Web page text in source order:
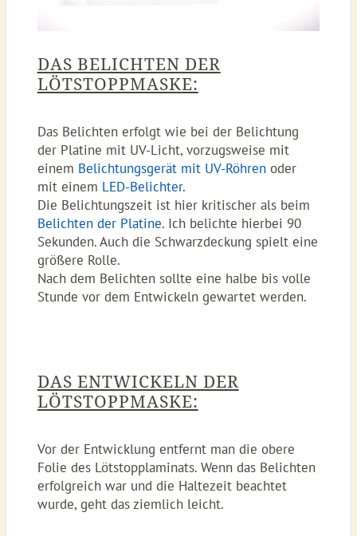
DAS BELICHTEN DER
LÖTSTOPPMASKE:
Das Belichten erfolgt wie bei der Belichtung
der Platine mit UV-Licht, vorzugsweise mit
einem Belichtungsgerät mit UV-Röhrenoder
mit einem LED-Belichter.
Die Belichtungszeit ist hier kritischer als beim
Belichten der Platine. Ich belichte hierbei 90
Sekunden. Auch die Schwarzdeckung spielt eine
größere Rolle.
Nach dem Belichten sollte eine halbe bis volle
Stunde vor dem Entwickeln gewartet werden.
DAS ENTWICKELN DER
LÖTSTOPPMASKE:
Vor der Entwicklung entfernt man die obere
Folie des Lötstopplaminats. Wenn das Belichten
erfolgreich war und die Haltezeit beachtet
wurde, geht das ziemlich leicht.